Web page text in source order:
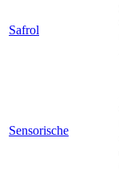
Safrol
Sensorische